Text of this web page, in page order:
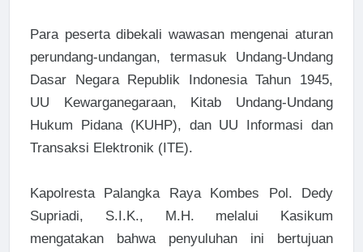
Para peserta dibekali wawasan mengenai aturan
perundang-undangan, termasuk Undang-Undang
Dasar Negara Republik Indonesia Tahun 1945,
UU Kewarganegaraan, Kitab Undang-Undang
Hukum Pidana (KUHP), dan UU Informasi dan
Transaksi Elektronik (ITE).
Kapolresta Palangka Raya Kombes Pol. Dedy
Supriadi, S.I.K., M.H. melalui Kasikum
mengatakan bahwa penyuluhan ini bertujuan